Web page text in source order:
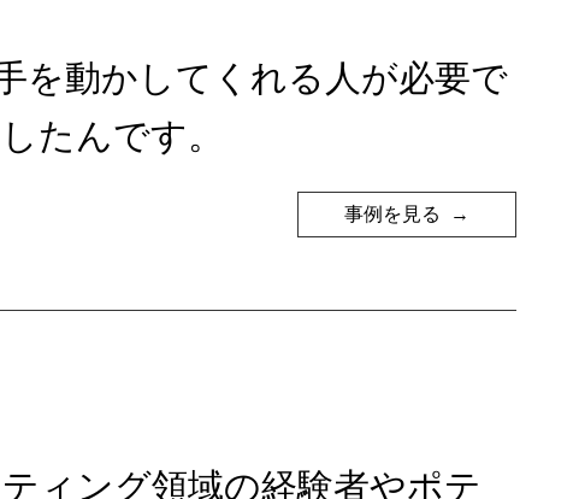
を動かしてくれる人が必要で
たんです。
事例を見る
ィング領域の経験者やポテ